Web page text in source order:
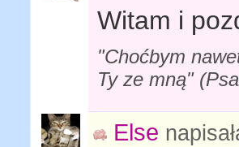
Witam i
"Choćbym
Ty ze mną"
Else